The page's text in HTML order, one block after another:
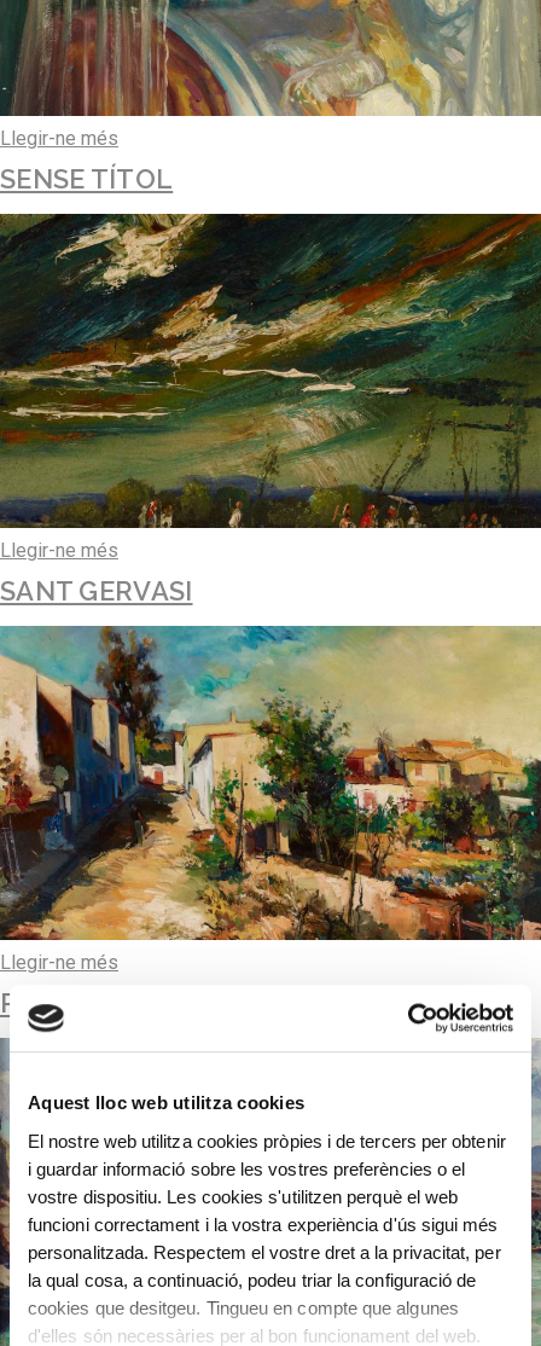
Aquest lloc web utilitza cookies
El nostre web utilitza cookies pròpies i de tercers per obtenir
i guardar informació sobre les vostres preferències o el
vostre dispositiu. Les cookies s'utilitzen perquè el web
funcioni correctament i la vostra experiència d'ús sigui més
personalitzada. Respectem el vostre dret a la privacitat, per
la qual cosa, a continuació, podeu triar la configuració de
cookies que desitgeu. Tingueu en compte que algunes
d'elles són necessàries per al bon funcionament del web.
Llegir-ne més
SENSE TÍTOL
Llegir-ne més
SANT GERVASI
Llegir-ne més
PALLERS